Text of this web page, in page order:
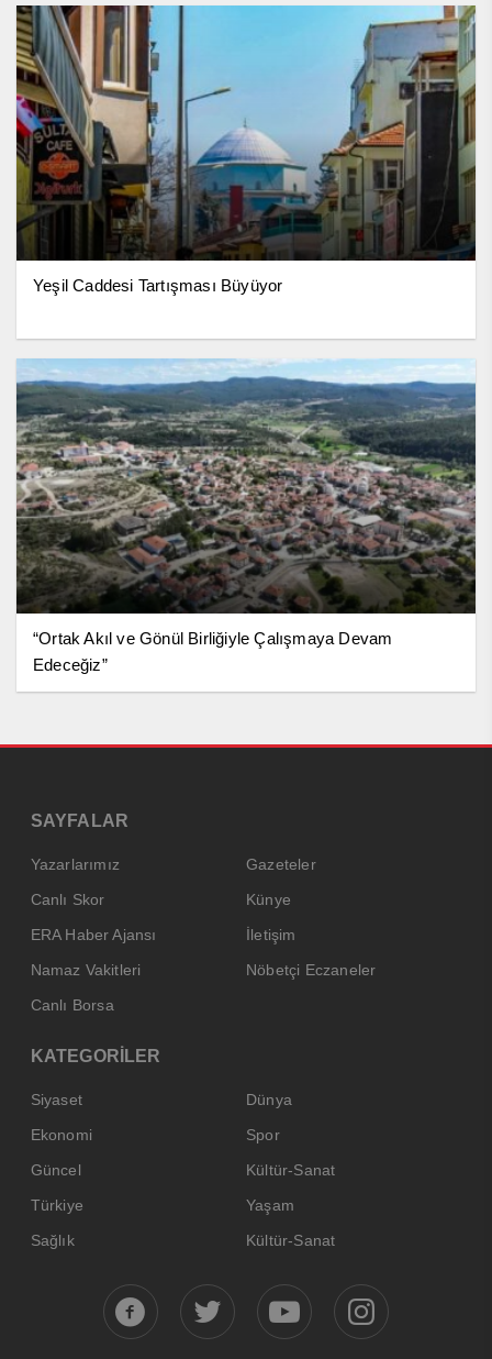
Yeşil Caddesi Tartışması Büyüyor
“Ortak Akıl ve Gönül Birliğiyle Çalışmaya Devam
Edeceğiz”
SAYFALAR
Yazarlarımız
Gazeteler
Canlı Skor
Künye
ERA Haber Ajansı
İletişim
Namaz Vakitleri
Nöbetçi Eczaneler
Canlı Borsa
KATEGORİLER
Siyaset
Dünya
Ekonomi
Spor
Güncel
Kültür-Sanat
Türkiye
Yaşam
Sağlık
Kültür-Sanat